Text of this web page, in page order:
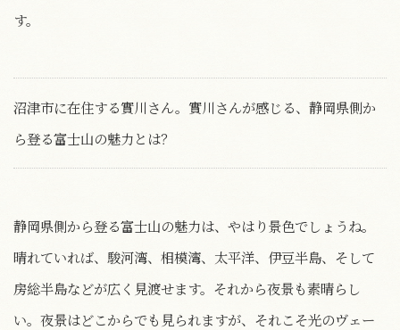
す。
沼津市に在住する實川さん。實川さんが感じる、静岡県側か
ら登る富士山の魅力とは？
静岡県側から登る富士山の魅力は、やはり景色でしょうね。
晴れていれば、駿河湾、相模湾、太平洋、伊豆半島、そして
房総半島などが広く見渡せます。それから夜景も素晴らし
い。夜景はどこからでも見られますが、それこそ光のヴェー